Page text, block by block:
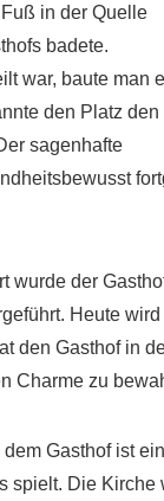
in der Quelle
badete.
war, baute man
den Platz den
sagenhafte
wurde der
Heute
den Gasthof in
Charme zu
Gasthof ist
spielt. Die Kirche